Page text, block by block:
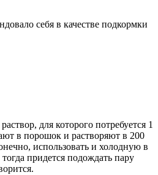
себя в качестве подкормки
для которого потребуется 1
в порошок и растворяют в 200
использовать и холодную в
придется подождать пару